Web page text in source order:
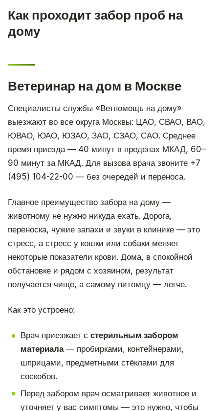
Как проходит забор проб на
дому
Ветеринар на дом в Москве
Специалисты службы «Ветпомощь на дому»
выезжают во все округа Москвы: ЦАО, СВАО, ВАО,
ЮВАО, ЮАО, ЮЗАО, ЗАО, СЗАО, САО. Среднее
время приезда — 40 минут в пределах МКАД, 60–
90 минут за МКАД. Для вызова врача звоните +7
(495) 104-22-00 — без очередей и переноса.
Главное преимущество забора на дому —
животному не нужно никуда ехать. Дорога,
переноска, чужие запахи и звуки в клинике — это
стресс, а стресс у кошки или собаки меняет
некоторые показатели крови. Дома, в спокойной
обстановке и рядом с хозяином, результат
получается чище, а самому питомцу — легче.
Как это устроено:
Врач приезжает с стерильным забором
материала— пробирками, контейнерами,
шприцами, предметными стёклами для
соскобов.
Перед забором врач осматривает животное и
уточняет у вас симптомы — это нужно, чтобы